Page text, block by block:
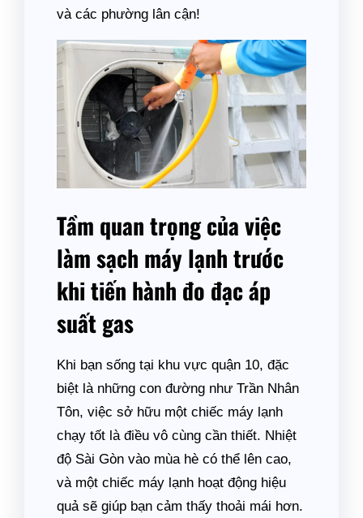
và các phường lân cận!
Tầm quan trọng của việc
làm sạch máy lạnh trước
khi tiến hành đo đạc áp
suất gas
Khi bạn sống tại khu vực quận 10, đặc
biệt là những con đường như Trần Nhân
Tôn, việc sở hữu một chiếc máy lạnh
chạy tốt là điều vô cùng cần thiết. Nhiệt
độ Sài Gòn vào mùa hè có thể lên cao,
và một chiếc máy lạnh hoạt động hiệu
quả sẽ giúp bạn cảm thấy thoải mái hơn.